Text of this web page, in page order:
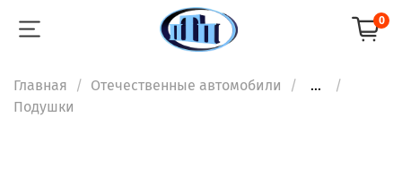
0
Главная Отечественные автомобили
...
Подушки